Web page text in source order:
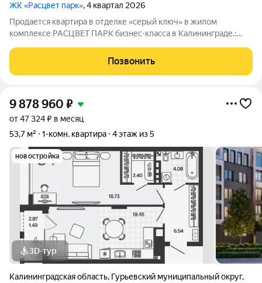
ЖК «Расцвет парк», 4 квартал 2026
Продается квартира в отделке «серый ключ» в жилом
комплексе РАСЦВЕТ ПАРК бизнес-класса в Калининграде.:
Виды на озеро и природу благодаря панорамному остеклению.
Продуманная
Позвонить
9 878 960 ₽
от 47 324 ₽ в месяц
53,7 м²
1-комн. квартира 4 этаж из 5
новостройка
3D-тур
Калининградская область, Гурьевский муниципальный округ,